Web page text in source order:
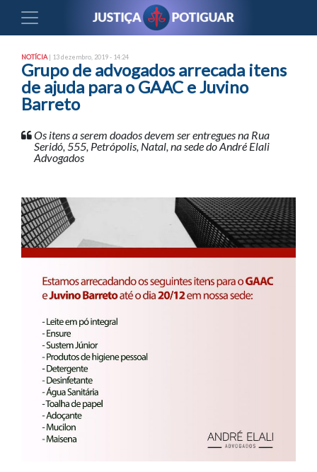
NOTÍCIA | 13 dezembro, 2019 - 14:24
Grupo de advogados arrecada itens
de ajuda para o GAAC e Juvino
Barreto
Os itens a serem doados devem ser entregues na Rua
Seridó, 555, Petrópolis, Natal, na sede do André Elali
Advogados